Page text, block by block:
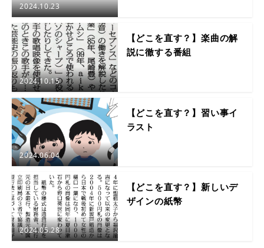
2024.10.23
2024.10.15
【どこを直す？】楽曲の解
説に徹する番組
2024.06.04
【どこを直す？】習い事イ
ラスト
2024.05.28
【どこを直す？】新しいデ
ザインの紙幣